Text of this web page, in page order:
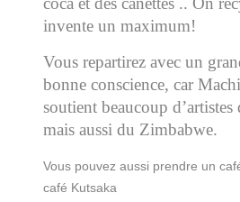
invente un maximum!
Vous repartirez avec un
bonne conscience, car
soutient beaucoup
mais aussi du Zimbabwe.
Vous pouvez aussi prendre un
café Kutsaka